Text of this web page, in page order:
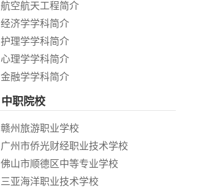
航空航天工程简介
经济学学科简介
护理学学科简介
心理学学科简介
金融学学科简介
中职院校
赣州旅游职业学校
广州市侨光财经职业技术学校
佛山市顺德区中等专业学校
三亚海洋职业技术学校